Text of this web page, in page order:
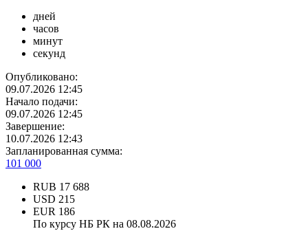
дней
часов
минут
секунд
Опубликовано:
09.07.2026 12:45
Начало подачи:
09.07.2026 12:45
Завершение:
10.07.2026 12:43
Запланированная сумма:
101 000
RUB 17 688
USD 215
EUR 186
По курсу НБ РК на 08.08.2026